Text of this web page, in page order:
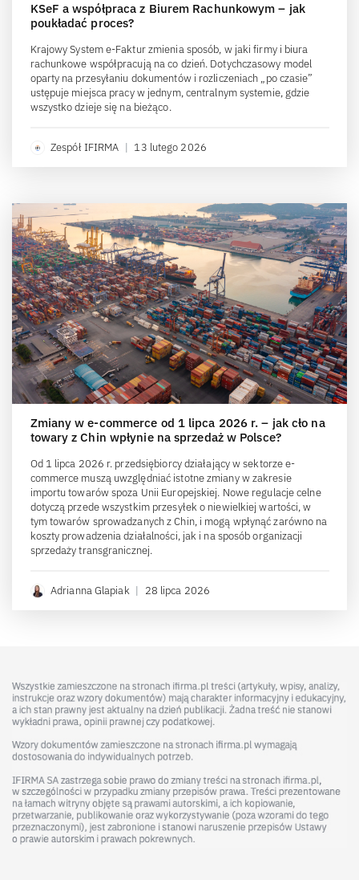
KSeF a współpraca z Biurem Rachunkowym – jak
poukładać proces?
Krajowy System e-Faktur zmienia sposób, w jaki firmy i biura
rachunkowe współpracują na co dzień. Dotychczasowy model
oparty na przesyłaniu dokumentów i rozliczeniach „po czasie”
ustępuje miejsca pracy w jednym, centralnym systemie, gdzie
wszystko dzieje się na bieżąco.
Zespół IFIRMA | 13 lutego 2026
Zmiany w e-commerce od 1 lipca 2026 r. – jak cło na
towary z Chin wpłynie na sprzedaż w Polsce?
Od 1 lipca 2026 r. przedsiębiorcy działający w sektorze e-
commerce muszą uwzględniać istotne zmiany w zakresie
importu towarów spoza Unii Europejskiej. Nowe regulacje celne
dotyczą przede wszystkim przesyłek o niewielkiej wartości, w
tym towarów sprowadzanych z Chin, i mogą wpłynąć zarówno na
koszty prowadzenia działalności, jak i na sposób organizacji
sprzedaży transgranicznej.
Adrianna Glapiak | 28 lipca 2026